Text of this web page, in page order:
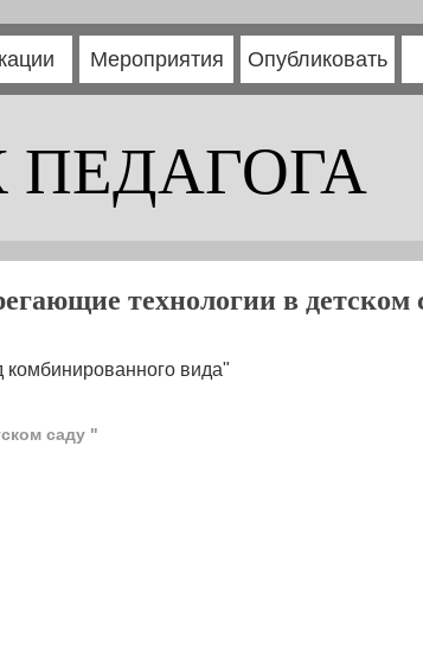
Мероприятия Опубликовать
ПЕДАГОГА
технологии в детском
вида"
саду "